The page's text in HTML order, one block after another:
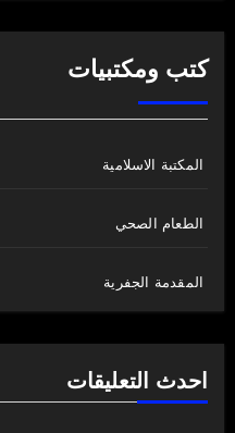
كتب ومكتبيات
المكتبة الاسلامية
الطعام الصحي
المقدمة الجفرية
احدث التعليقات